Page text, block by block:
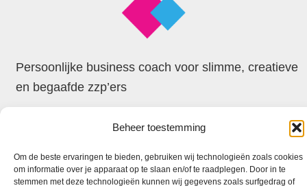
Beheer toestemming
Om de beste ervaringen te bieden, gebruiken wij technologieën zoals cookies
om informatie over je apparaat op te slaan en/of te raadplegen. Door in te
stemmen met deze technologieën kunnen wij gegevens zoals surfgedrag of
Persoonlijke business coach voor slimme, creatieve
en begaafde zzp’ers
© 2026 Faxion